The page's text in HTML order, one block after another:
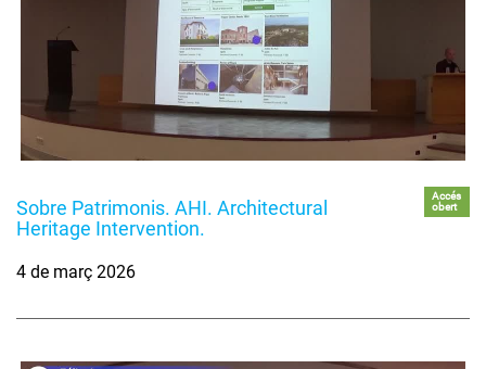
Sobre Patrimonis. AHI. Architectural
Heritage Intervention.
Accés
obert
4 de març 2026